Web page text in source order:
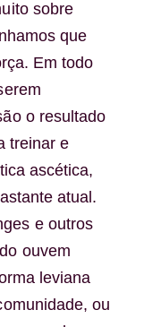
sobre
que
Em todo
o resultado
treinar e
ascética,
atual.
e outros
ouvem
leviana
ou